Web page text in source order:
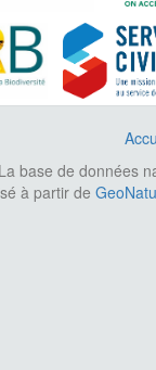
base de données
à partir de